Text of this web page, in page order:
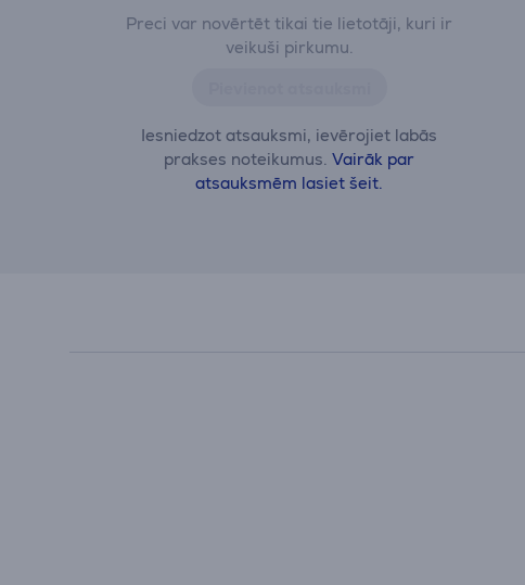
Preci var novērtēt tikai tie lietotāji, kuri ir
veikuši pirkumu.
Iesniedzot atsauksmi, ievērojiet labās
prakses noteikumus.Vairāk par
atsauksmēm lasiet šeit.